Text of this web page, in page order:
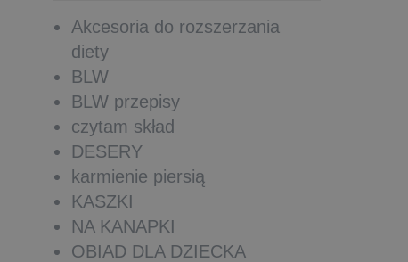
Akcesoria do rozszerzania
diety
BLW
BLW przepisy
czytam skład
DESERY
karmienie piersią
KASZKI
NA KANAPKI
OBIAD DLA DZIECKA